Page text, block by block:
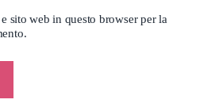
sito web in questo browser per la